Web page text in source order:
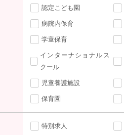
認定こども園
病院内保育
学童保育
インターナショナルス
クール
児童養護施設
保育園
特別求人